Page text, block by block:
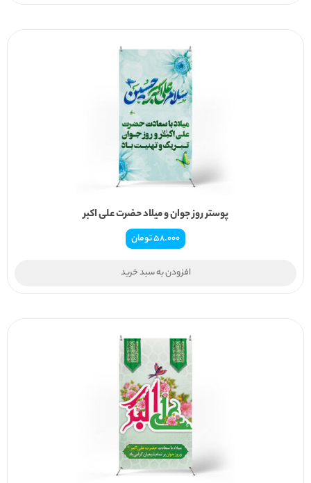
پوستر روز جوان و میلاد حضرت علی اکبر
58.000تومان
افزودن به سبد خرید